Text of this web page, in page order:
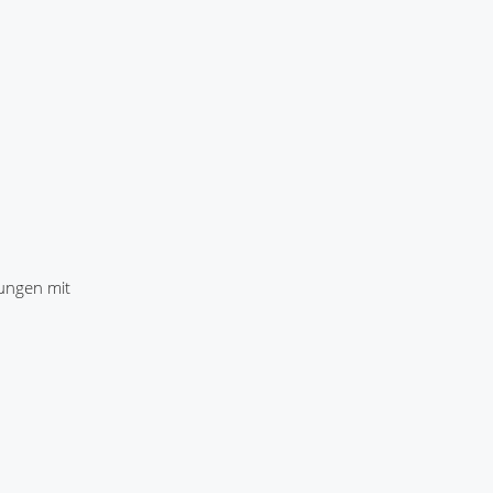
mit